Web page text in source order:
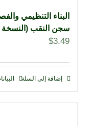
البناء التنظيمي
سجن النقب (النسخة
$3.49
إضافة إلى السلة